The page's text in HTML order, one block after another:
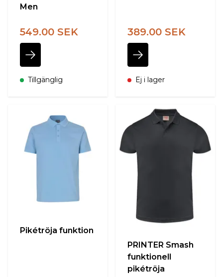
Men
549.00 SEK
Tillgänglig
389.00 SEK
Ej i lager
Pikétröja funktion
PRINTER Smash
funktionell
pikétröja